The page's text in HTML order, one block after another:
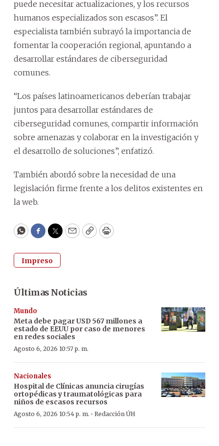
puede necesitar actualizaciones, y los recursos
humanos especializados son escasos”. El
especialista también subrayó la importancia de
fomentar la cooperación regional, apuntando a
desarrollar estándares de ciberseguridad
comunes.
“Los países latinoamericanos deberían trabajar
juntos para desarrollar estándares de
ciberseguridad comunes, compartir información
sobre amenazas y colaborar en la investigación y
el desarrollo de soluciones”, enfatizó.
También abordó sobre la necesidad de una
legislación firme frente a los delitos existentes en
la web.
WhatsApp
Facebook
Twitter
EmailCopyPrint
Impreso
Últimas Noticias
Mundo
Meta debe pagar USD 567 millones a
estado de EEUU por caso de menores
en redes sociales
Agosto 6, 2026 10:57 p. m.
Nacionales
Hospital de Clínicas anuncia cirugías
ortopédicas y traumatológicas para
niños de escasos recursos
Agosto 6, 2026 10:54 p. m. · Redacción ÚH